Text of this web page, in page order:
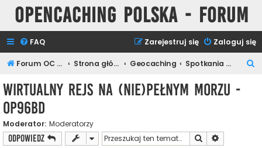
Opencaching Polska - Forum
FAQ Zaloguj się
Zarejestruj się
Forum OC PL Strona główna Geocaching Spotkania Keszerów
Wirtualny rejs na (nie)pełnym morzu -
OP96BD
Moderator: Moderatorzy
ODPOWIEDZ Szukaj